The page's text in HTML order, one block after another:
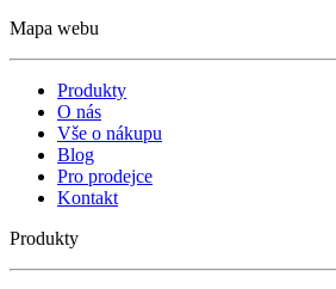
Mapa webu
Produkty
O nás
Vše o nákupu
Blog
Pro prodejce
Kontakt
Produkty